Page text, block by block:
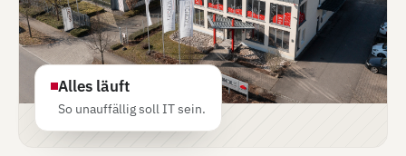
Alles läuft
So unauffällig soll IT sein.